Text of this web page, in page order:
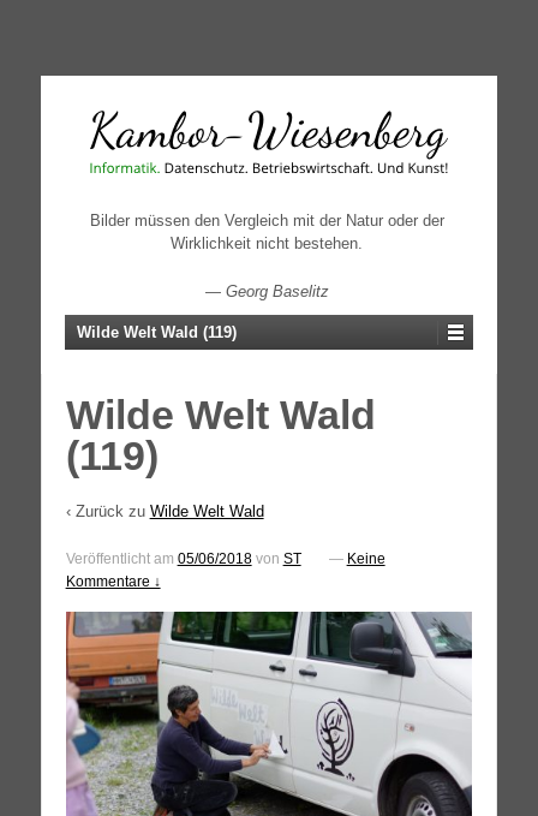
↓
CONTENT
Bilder müssen den Vergleich mit der Natur oder der
Wirklichkeit nicht bestehen.
— Georg Baselitz
Wilde Welt Wald (119)
Wilde Welt Wald
(119)
‹ Zurück zu Wilde Welt Wald
Veröffentlicht am 05/06/2018von ST — Keine
Kommentare ↓